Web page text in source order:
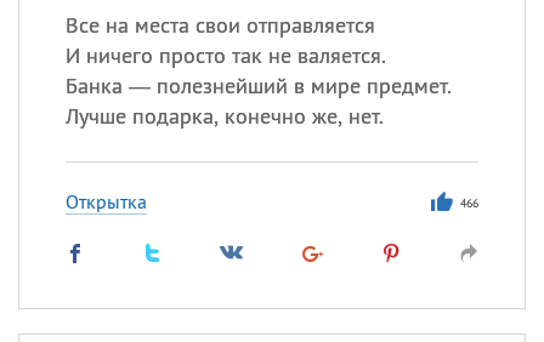
Все на места свои отправляется
И ничего просто так не валяется.
Банка — полезнейший в мире предмет.
Лучше подарка, конечно же, нет.
Открытка 466